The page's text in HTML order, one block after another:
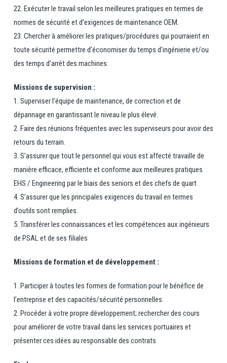
22. Exécuter le travail selon les meilleures pratiques en termes de
normes de sécurité et d’exigences de maintenance OEM.
23. Chercher à améliorer les pratiques/procédures qui pourraient en
toute sécurité permettre d’économiser du temps d’ingénierie et/ou
des temps d’arrêt des machines.
Missions de supervision :
1. Superviser l’équipe de maintenance, de correction et de
dépannage en garantissant le niveau le plus élevé.
2. Faire des réunions fréquentes avec les superviseurs pour avoir des
retours du terrain.
3. S’assurer que tout le personnel qui vous est affecté travaille de
manière efficace, efficiente et conforme aux meilleures pratiques
EHS / Engineering par le biais des seniors et des chefs de quart
4. S’assurer que les principales exigences du travail en termes
d’outils sont remplies.
5. Transférer les connaissances et les compétences aux ingénieurs
de PSAL et de ses filiales
Missions de formation et de développement :
1. Participer à toutes les formes de formation pour le bénéfice de
l’entreprise et des capacités/sécurité personnelles.
2. Procéder à votre propre développement; rechercher des cours
pour améliorer de votre travail dans les services portuaires et
présenter ces idées au responsable des contrats